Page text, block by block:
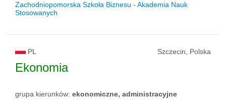
Zachodniopomorska Szkoła Biznesu - Akademia Nauk
Stosowanych
PL Szczecin, Polska
Ekonomia
grupa kierunków: ekonomiczne, administracyjne